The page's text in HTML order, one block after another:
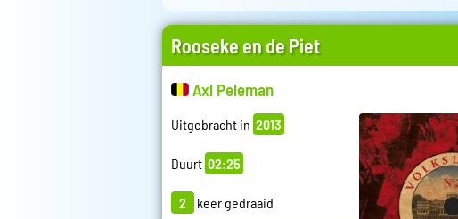
Rooseke en de Piet
Axl Peleman
Uitgebracht in 2013
Duurt 02:25
2 keer gedraaid